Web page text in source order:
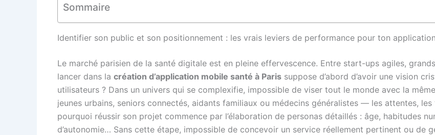
Sommaire
Identifier son public et son positionnement : les vrais leviers de performance pour ton
Le marché parisien de la santé digitale est en pleine effervescence. Entre start-ups agiles,
lancer dans la création d’application mobile santé à Paris suppose d’abord d’avoir une vision
utilisateurs ? Dans un univers qui se complexifie, impossible de viser tout le monde avec la
jeunes urbains, seniors connectés, aidants familiaux ou médecins généralistes — les attentes,
pourquoi réussir son projet commence par l’élaboration de personas détaillés : âge, habitudes
d’autonomie… Sans cette étape, impossible de concevoir un service réellement pertinent ou de